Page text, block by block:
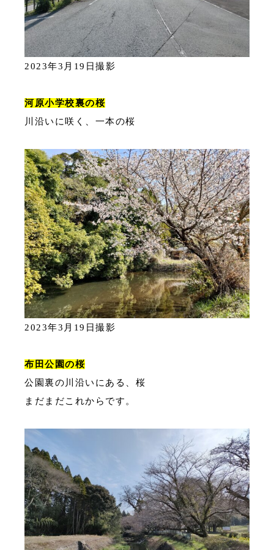
2023年3月19日撮影
河原小学校裏の桜
川沿いに咲く、一本の桜
2023年3月19日撮影
布田公園の桜
公園裏の川沿いにある、桜
まだまだこれからです。